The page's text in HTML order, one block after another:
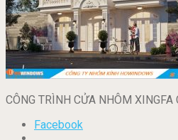
CÔNG TRÌNH CỬA NHÔM XINGFA
Facebook